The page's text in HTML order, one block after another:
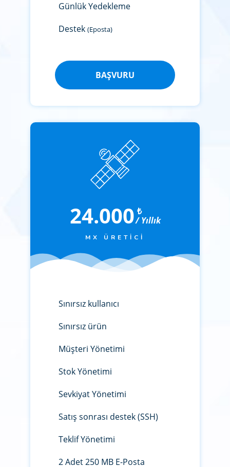
Günlük Yedekleme
Destek (Eposta)
BAŞVURU
24.000 ₺
/ Yıllık
MX ÜRETICI
Sınırsız kullanıcı
Sınırsız ürün
Müşteri Yönetimi
Stok Yönetimi
Sevkiyat Yönetimi
Satış sonrası destek (SSH)
Teklif Yönetimi
2 Adet 250 MB E-Posta